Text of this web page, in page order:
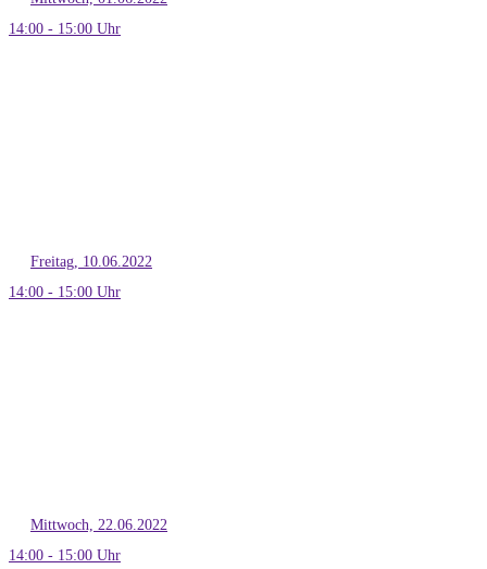
14:00 - 15:00 Uhr
Freitag, 10.06.2022
14:00 - 15:00 Uhr
Mittwoch, 22.06.2022
14:00 - 15:00 Uhr